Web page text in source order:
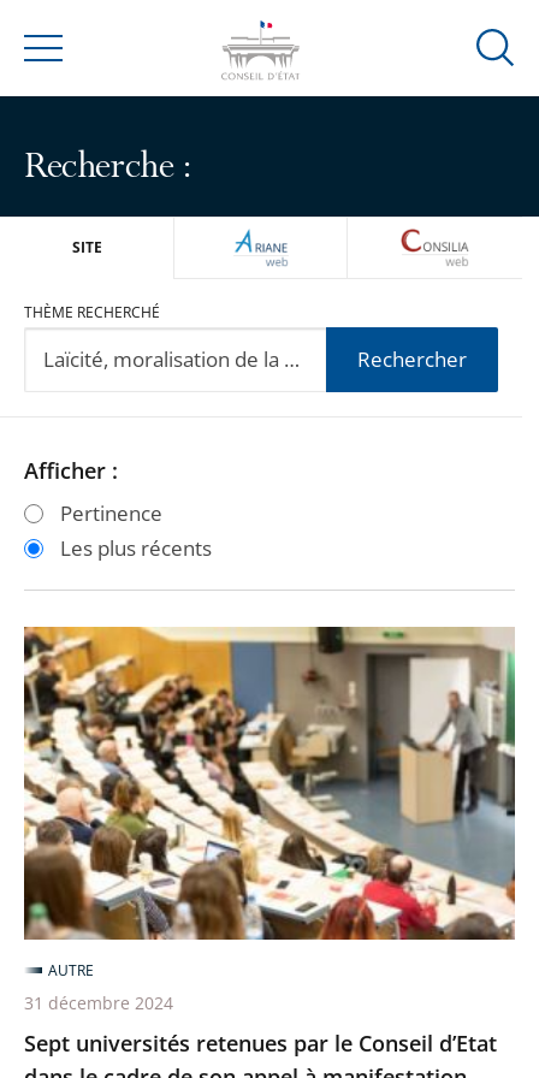
Menu
Ouvrir
Recherche :
SITE ARIANEWEB
THÈME RECHERCHÉ
Rechercher
Passer
les
filtres
après
Passer
les
filtres
avant
Afficher :
Pertinence
Les plus récents
Sept
universités
retenues
par
le
Conseil
d’Etat
dans
le
cadre
de
son
appel
Sept universités retenues par le Conseil d’Etat
AUTRE
31 décembre 2024